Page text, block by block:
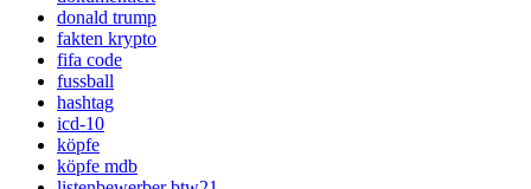
donald trump
fakten krypto
fifa code
fussball
hashtag
icd-10
köpfe
köpfe mdb